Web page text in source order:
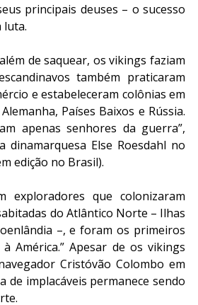
principais deuses – o sucesso
luta.
de saquear, os vikings faziam
também praticaram
e estabeleceram colônias em
Países Baixos e Rússia.
apenas senhores da guerra”,
dinamarquesa Else Roesdahl no
edição no Brasil).
exploradores que colonizaram
do Atlântico Norte – Ilhas
–, e foram os primeiros
América.” Apesar de os vikings
Cristóvão Colombo em
de implacáveis permanece sendo